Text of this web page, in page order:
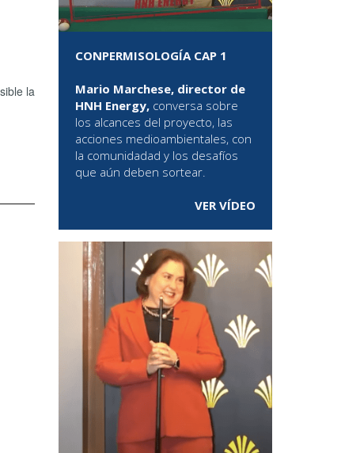
la
CONPERMISOLOGÍA CAP 1
Mario Marchese, director de
HNH Energy, conversa sobre
los alcances del proyecto, las
acciones medioambientales, con
la comunidadad y los desafíos
que aún deben sortear.
VER VÍDEO